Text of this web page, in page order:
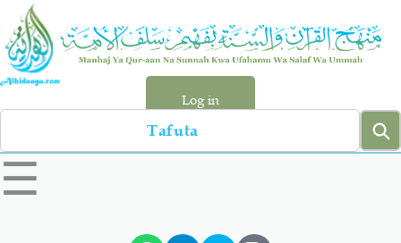
Skip
main
content
Log in
Search
left
sidebar
☰
Hadiyth